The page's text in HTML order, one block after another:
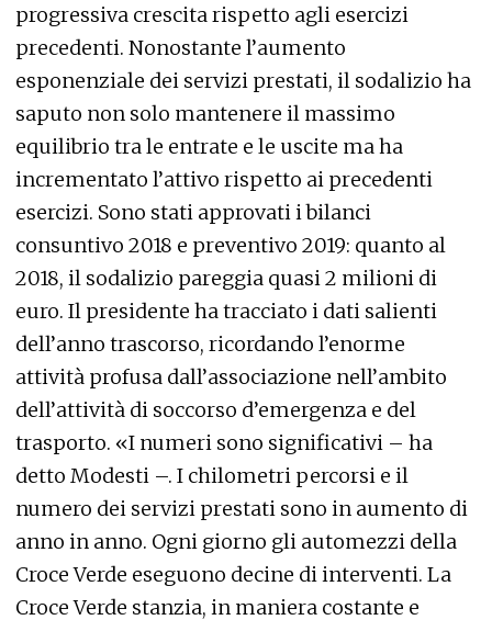
progressiva crescita rispetto agli esercizi
precedenti. Nonostante l’aumento
esponenziale dei servizi prestati, il sodalizio ha
saputo non solo mantenere il massimo
equilibrio tra le entrate e le uscite ma ha
incrementato l’attivo rispetto ai precedenti
esercizi. Sono stati approvati i bilanci
consuntivo 2018 e preventivo 2019: quanto al
2018, il sodalizio pareggia quasi 2 milioni di
euro. Il presidente ha tracciato i dati salienti
dell’anno trascorso, ricordando l’enorme
attività profusa dall’associazione nell’ambito
dell’attività di soccorso d’emergenza e del
trasporto. «I numeri sono significativi – ha
detto Modesti –. I chilometri percorsi e il
numero dei servizi prestati sono in aumento di
anno in anno. Ogni giorno gli automezzi della
Croce Verde eseguono decine di interventi. La
Croce Verde stanzia, in maniera costante e